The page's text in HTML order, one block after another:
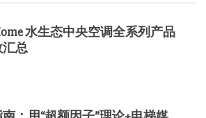
水生态中央空调全系列产品
总